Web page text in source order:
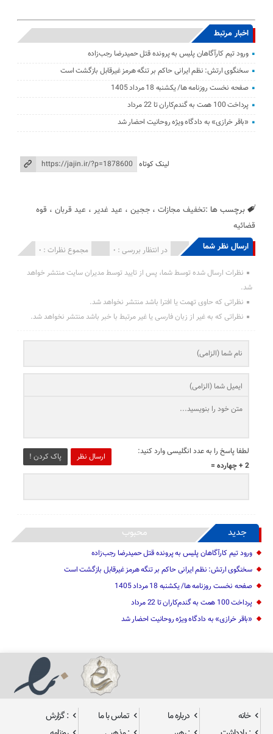
اخبار مرتبط
ورود تیم کارآگاهان پلیس به پرونده قتل حمیدرضا رجب‌زاده
سخنگوی ارتش: نظم ایرانی حاکم بر تنگه هرمز غیرقابل بازگشت است
صفحه نخست روزنامه ها/ یکشنبه 18 مرداد 1405
پرداخت 100 همت به گندم‌کاران تا 22 مرداد
«باقر خرازی» به دادگاه ویژه روحانیت احضار شد
لینک کوتاه
برچسب ها :تخفیف مجازات ،ججین ، عید غدیر ، عید قربان ، قوه
قضائیه
ارسال نظر شما مجموع نظرات : 0 در انتظار بررسی : 0 انتشار یافته : 0
نظرات ارسال شده توسط شما، پس از تایید توسط مدیران سایت منتشر خواهد
شد.
نظراتی که حاوی تهمت یا افترا باشد منتشر نخواهد شد.
نظراتی که به غیر از زبان فارسی یا غیر مرتبط با خبر باشد منتشر نخواهد شد.
ارسال نظر پاک کردن !
لطفا پاسخ را به عدد انگلیسی وارد کنید:
2 + چهارده =
جدید محبوب
ورود تیم کارآگاهان پلیس به پرونده قتل حمیدرضا رجب‌زاده
سخنگوی ارتش: نظم ایرانی حاکم بر تنگه هرمز غیرقابل بازگشت است
صفحه نخست روزنامه ها/ یکشنبه 18 مرداد 1405
پرداخت 100 همت به گندم‌کاران تا 22 مرداد
«باقر خرازی» به دادگاه ویژه روحانیت احضار شد
خانه درباره ما تماس با ما
: گزارش